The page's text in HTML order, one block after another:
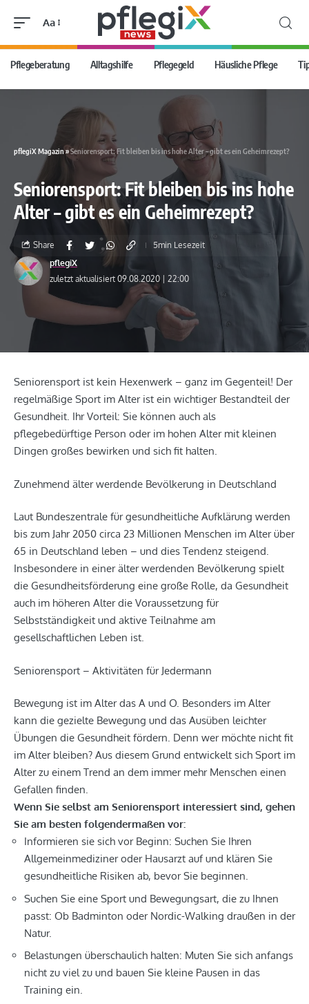
Aa
Pflegeberatung Alltagshilfe Pflegegeld Häusliche Pflege
pflegiX Magazin»Seniorensport: Fit bleiben bis ins hohe Alter – gibt es ein Geheimrezept?
Seniorensport: Fit bleiben bis ins hohe
Alter – gibt es ein Geheimrezept?
zuletzt aktualisiert 09.08.2020 | 22:00
pflegiX
Share 5min Lesezeit
Seniorensport ist kein Hexenwerk – ganz im Gegenteil! Der
regelmäßige Sport im Alter ist ein wichtiger Bestandteil der
Gesundheit. Ihr Vorteil: Sie können auch als
pflegebedürftige Person oder im hohen Alter mit kleinen
Dingen großes bewirken und sich fit halten.
Zunehmend älter werdende Bevölkerung in Deutschland
Laut Bundeszentrale für gesundheitliche Aufklärung werden
bis zum Jahr 2050 circa 23 Millionen Menschen im Alter über
65 in Deutschland leben – und dies Tendenz steigend.
Insbesondere in einer älter werdenden Bevölkerung spielt
die Gesundheitsförderung eine große Rolle, da Gesundheit
auch im höheren Alter die Voraussetzung für
Selbstständigkeit und aktive Teilnahme am
gesellschaftlichen Leben ist.
Seniorensport – Aktivitäten für Jedermann
Bewegung ist im Alter das A und O. Besonders im Alter
kann die gezielte Bewegung und das Ausüben leichter
Übungen die Gesundheit fördern. Denn wer möchte nicht fit
im Alter bleiben? Aus diesem Grund entwickelt sich Sport im
Alter zu einem Trend an dem immer mehr Menschen einen
Gefallen finden.
Wenn Sie selbst am Seniorensport interessiert sind, gehen
Sie am besten folgendermaßen vor:
Informieren sie sich vor Beginn: Suchen Sie Ihren
Allgemeinmediziner oder Hausarzt auf und klären Sie
gesundheitliche Risiken ab, bevor Sie beginnen.
Suchen Sie eine Sport und Bewegungsart, die zu Ihnen
passt: Ob Badminton oder Nordic-Walking draußen in der
Natur.
Belastungen überschaulich halten: Muten Sie sich anfangs
nicht zu viel zu und bauen Sie kleine Pausen in das
Training ein.